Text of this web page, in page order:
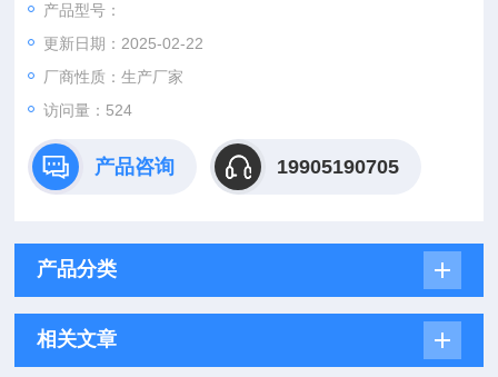
产品型号：
更新日期：2025-02-22
厂商性质：生产厂家
访问量：524
产品咨询 19905190705
产品分类
相关文章